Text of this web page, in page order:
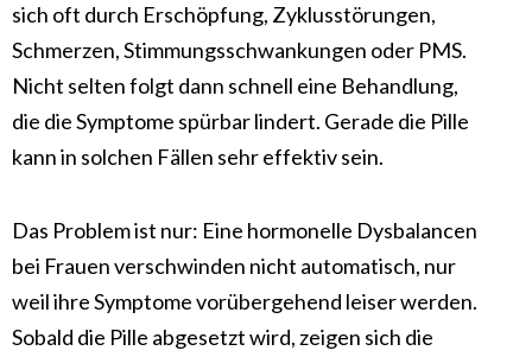
sich oft durch Erschöpfung, Zyklusstörungen,
Schmerzen, Stimmungsschwankungen oder PMS.
Nicht selten folgt dann schnell eine Behandlung,
die die Symptome spürbar lindert. Gerade die Pille
kann in solchen Fällen sehr effektiv sein.
Das Problem ist nur: Eine hormonelle Dysbalancen
bei Frauen verschwinden nicht automatisch, nur
weil ihre Symptome vorübergehend leiser werden.
Sobald die Pille abgesetzt wird, zeigen sich die